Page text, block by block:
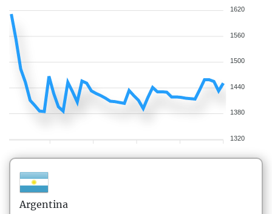
1620
1560
1500
1440
1380
1320
Argentina